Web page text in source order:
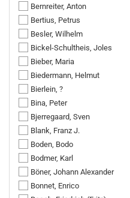
Bernreiter, Anton
Bertius, Petrus
Besler, Wilhelm
Bickel-Schultheis, Joles
Bieber, Maria
Biedermann, Helmut
Bierlein, ?
Bina, Peter
Bjerregaard, Sven
Blank, Franz J.
Boden, Bodo
Bodmer, Karl
Böner, Johann Alexander
Bonnet, Enrico